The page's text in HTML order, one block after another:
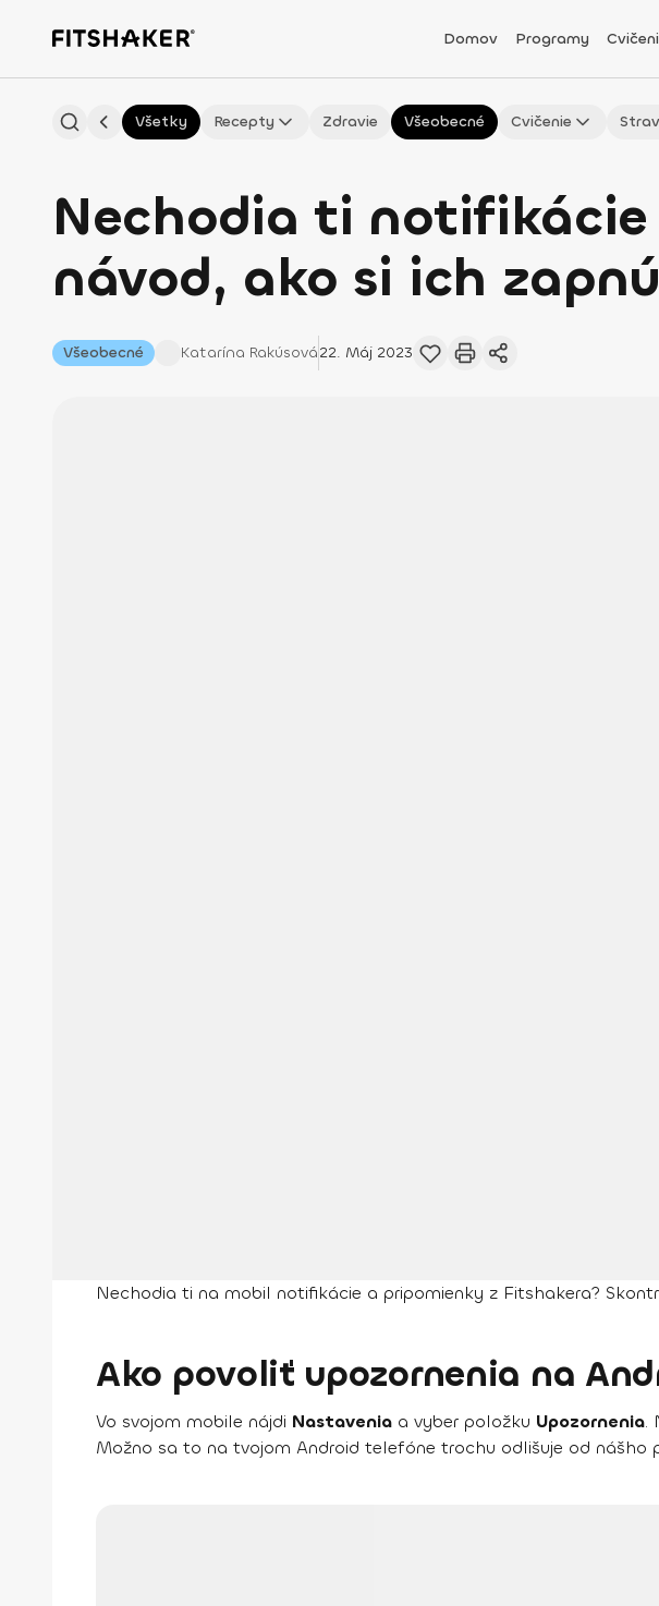
Domov Programy
Všetky Recepty Zdravie Všeobecné Cvičenie
Nechodia ti notifikácie
návod, ako si ich
Všeobecné Katarína Rakúsová22. Máj 2023
Nechodia ti na mobil notifikácie a pripomienky z Fitshakera?
Ako povoliť upozornenia na
Vo svojom mobile nájdi Nastavenia a vyber položku Upozornenia.
Možno sa to na tvojom Android telefóne trochu odlišuje od nášho